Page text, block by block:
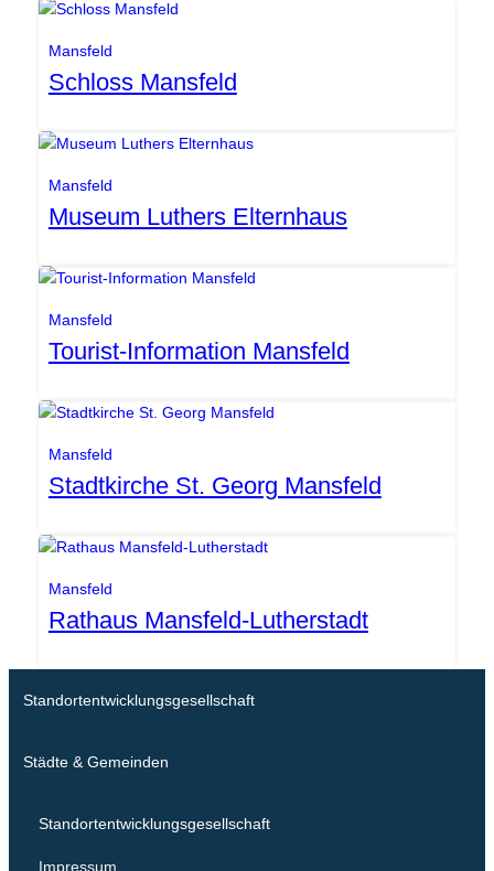
Mansfeld
Schloss Mansfeld
Mansfeld
Museum Luthers Elternhaus
Mansfeld
Tourist-Information Mansfeld
Mansfeld
Stadtkirche St. Georg Mansfeld
Mansfeld
Rathaus Mansfeld-Lutherstadt
Standortentwicklungsgesellschaft
Städte & Gemeinden
Standortentwicklungsgesellschaft
Impressum